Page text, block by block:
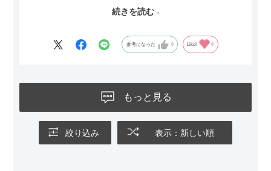
Blu-rayレコーダーをボードの扉にしまったところリモコンが閉
なので星4つにします
続きを読む
参考になった 0 Like! 0
もっと見る
絞り込み 表示：新しい順